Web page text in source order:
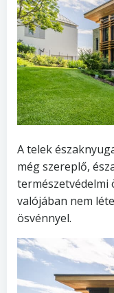
A telek
még szereplő,
természetvédelmi
valójában nem
ösvénnyel.